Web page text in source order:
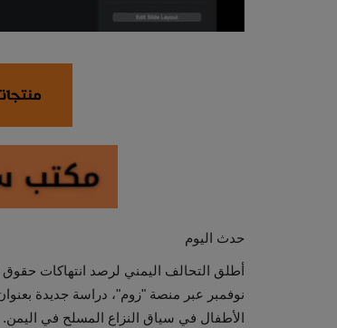
حدث اليوم
نوفمبر عبر منصة "زوم"، دراسة جديدة
الأطفال في سياق النزاع المسلح في اليمن.